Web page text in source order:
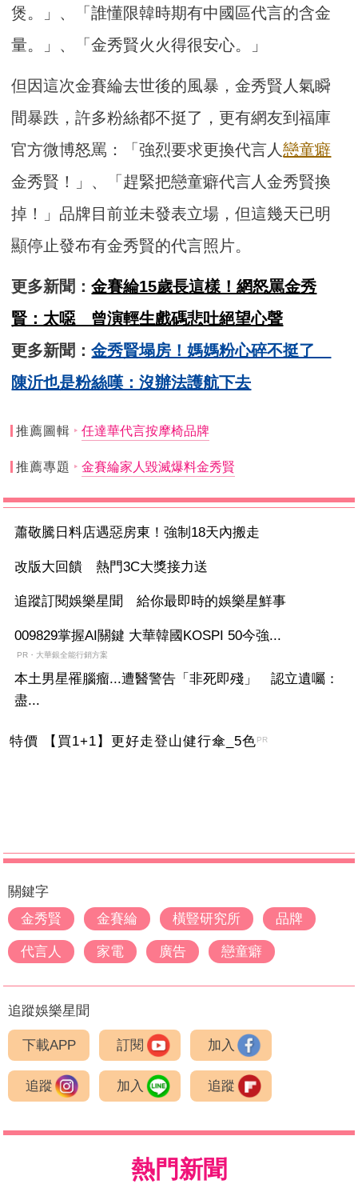
煲。」、「誰懂限韓時期有中國區代言的含金
量。」、「金秀賢火火得很安心。」
但因這次金賽綸去世後的風暴，金秀賢人氣瞬
間暴跌，許多粉絲都不挺了，更有網友到福庫
官方微博怒罵：「強烈要求更換代言人戀童癖
金秀賢！」、「趕緊把戀童癖代言人金秀賢換
掉！」品牌目前並未發表立場，但這幾天已明
顯停止發布有金秀賢的代言照片。
更多新聞：金賽綸15歲長這樣！網怒罵金秀
賢：太噁 曾演輕生戲碼悲吐絕望心聲
更多新聞：​金秀賢塌房！媽媽粉心碎不挺了
陳沂也是粉絲嘆：沒辦法護航下去
推薦圖輯 任達華代言按摩椅品牌
推薦專題 金賽綸家人毀滅爆料金秀賢
蕭敬騰日料店遇惡房東！強制18天內搬走
改版大回饋 熱門3C大獎接力送
追蹤訂閱娛樂星聞 給你最即時的娛樂星鮮事
009829掌握AI關鍵 大華韓國KOSPI 50今強...
PR・大華銀全能行銷方案
本土男星罹腦瘤...遭醫警告「非死即殘」 認立遺囑：
盡...
特價 【買1+1】更好走登山健行傘_5色PR
關鍵字
金秀賢
金賽綸 橫豎研究所 品牌
代言人 家電 廣告 戀童癖
追蹤娛樂星聞
下載APP 訂閱 加入
追蹤 加入 追蹤
熱門新聞